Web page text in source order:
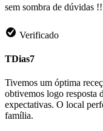
sem sombra de dúvidas
Verificado
TDias7
Tivemos um óptima
obtivemos logo resposta
expectativas. O local
família.